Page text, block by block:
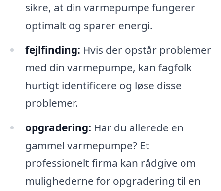
sikre, at din varmepumpe fungerer
optimalt og sparer energi.
fejlfinding: Hvis der opstår problemer
med din varmepumpe, kan fagfolk
hurtigt identificere og løse disse
problemer.
opgradering: Har du allerede en
gammel varmepumpe? Et
professionelt firma kan rådgive om
mulighederne for opgradering til en